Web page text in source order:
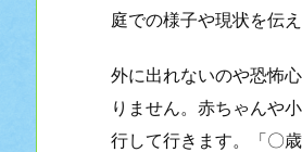
庭での様子や現状を伝
外に出れないのや恐怖
りません。赤ちゃんや
行して行きます。「〇